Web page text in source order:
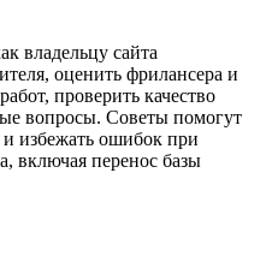
владельцу сайта
оценить фрилансера и
проверить качество
вопросы. Советы помогут
избежать ошибок при
включая перенос базы